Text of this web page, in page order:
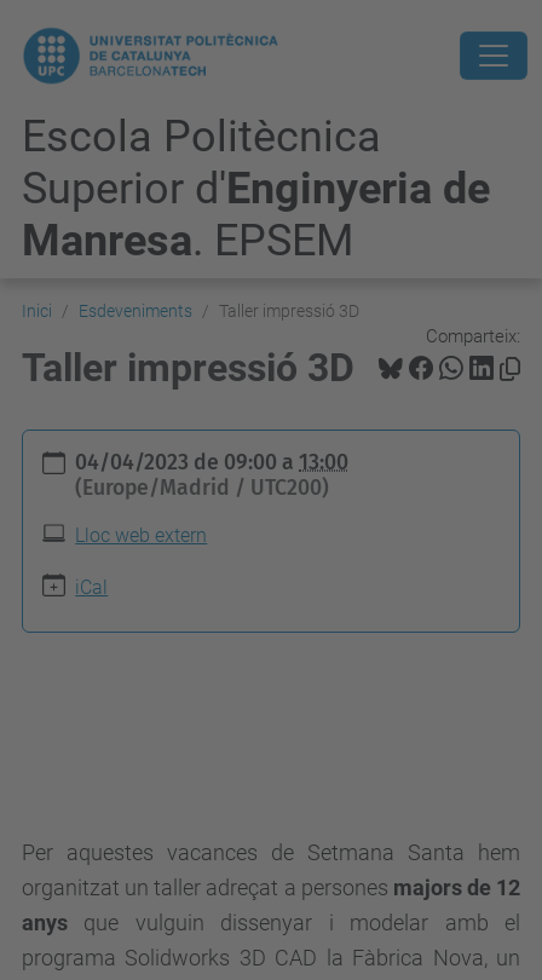
Escola Politècnica
Superior d'Enginyeria de
Manresa. EPSEM
Inici Esdeveniments Taller impressió 3D
Comparteix:
Taller impressió 3D
m
.
u
p
04/04/2023 de 09:00 a 13:00
(Europe/Madrid / UTC200)
Lloc web extern
iCal
Per aquestes vacances de Setmana Santa hem
organitzat un taller adreçat a persones majors de 12
anys que vulguin dissenyar i modelar amb el
programa Solidworks 3D CAD la Fàbrica Nova, un